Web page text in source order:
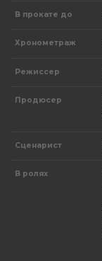
В прокате до
Хронометраж
Режиссер
Продюсер
Сценарист
В ролях